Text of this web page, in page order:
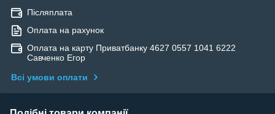
Післяплата
Оплата на рахунок
Оплата на карту Приватбанку 4627 0557 1041 6222
Савченко Егор
Всі умови оплати